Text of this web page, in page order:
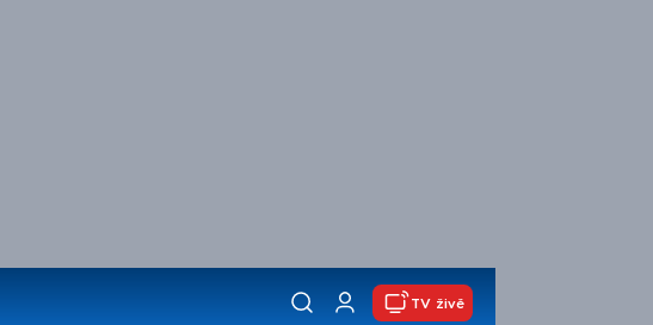
TV živě